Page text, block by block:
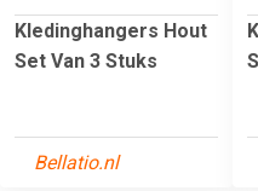
Kledinghangers Hout
Set Van 3 Stuks
Bellatio.nl